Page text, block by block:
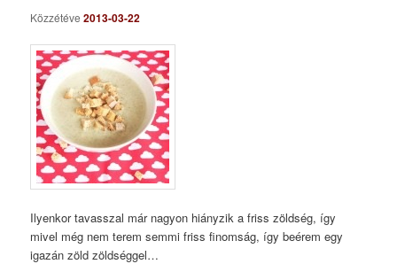
Közzétéve2013-03-22
Ilyenkor tavasszal már nagyon hiányzik a friss zöldség, így
mivel még nem terem semmi friss finomság, így beérem egy
igazán zöld zöldséggel…